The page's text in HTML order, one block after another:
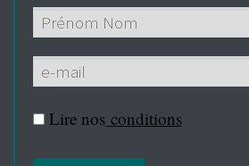
Lire nos conditions